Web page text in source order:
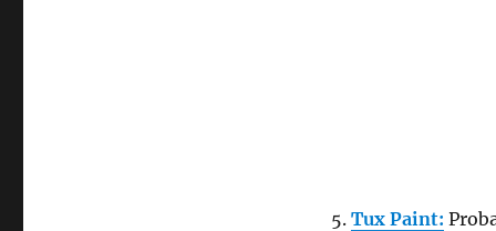
Tux Paint: